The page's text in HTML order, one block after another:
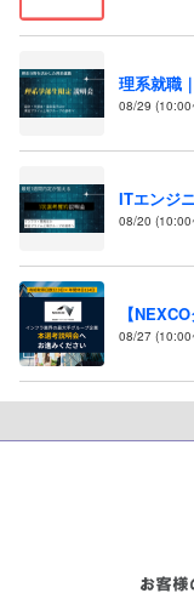
理系就職
08/29
ITエンジ
08/20
【
08/27